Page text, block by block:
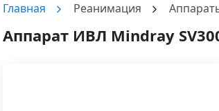
Главная Реанимация
Аппарат ИВЛ Mindray